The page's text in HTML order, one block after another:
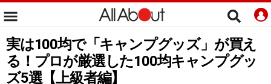
実は100均で「キャンプグッズ」が買え
る！プロが厳選した100均キャンプグッ
ズ5選【上級者編】